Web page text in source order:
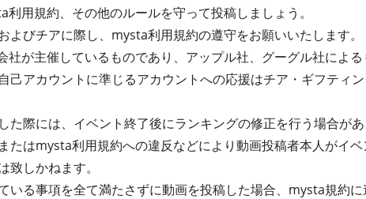
用規約、その他のルールを守って投稿しましょう。
よびチアに際し、mysta利用規約の遵守をお願いいたします。
が主催しているものであり、アップル社、グーグル社による
己アカウントに準じるアカウントへの応援はチア・ギフティ
た際には、イベント終了後にランキングの修正を行う場合があ
たはmysta利用規約への違反などにより動画投稿者本人がイ
しかねます。
いる事項を全て満たさずに動画を投稿した場合、mysta規約